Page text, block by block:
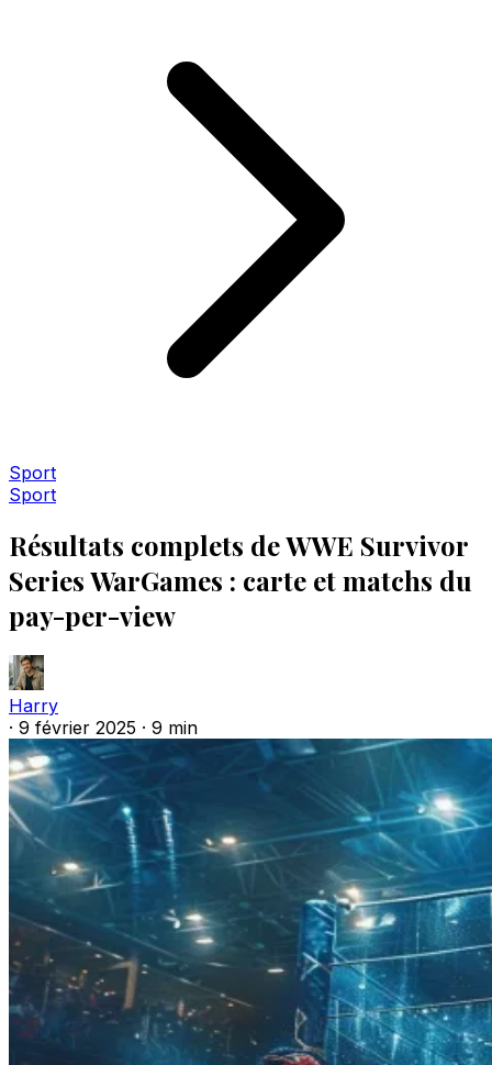
Sport
Sport
Résultats complets de WWE Survivor
Series WarGames : carte et matchs du
pay-per-view
Harry
· 9 février 2025 · 9 min